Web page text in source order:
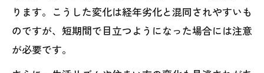
ります。こうした変化は経年劣化と混同されやすいも
のですが、短期間で目立つようになった場合には注意
が必要です。